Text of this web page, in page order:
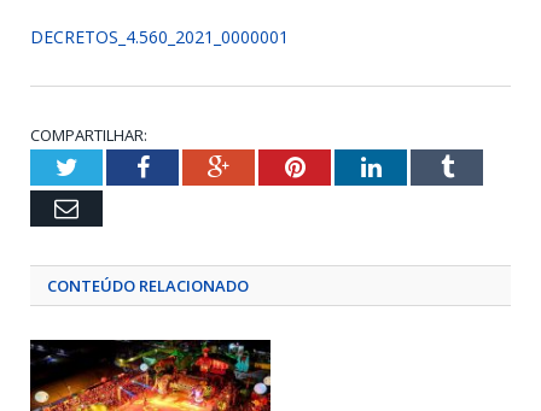
DECRETOS_4.560_2021_0000001
COMPARTILHAR:
TwitterFacebookGoogle+PinterestLinkedInTumblr
Email
CONTEÚDO RELACIONADO